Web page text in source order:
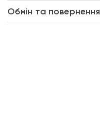
Обмін та повернення